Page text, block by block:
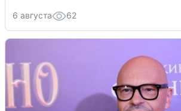
6 августа 62